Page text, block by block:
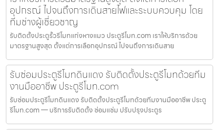
อุปกรณ์ ไปจนถึงการเดินสายไฟและระบบควบคุม โดย
ทีมช่างผู้เชี่ยวชาญ
รับติดตั้งประตูรั้วรีโมทแก่งหางแมว ประตูรีโมท.com เราให้บริการด้วย
มาตรฐานสูงสุด ตั้งแต่การเลือกอุปกรณ์ ไปจนถึงการเดินสาย
รับซ่อมประตูรีโมทดินแดง รับติดตั้งประตูรีโมทด้วยทีม
งานมืออาชีพ ประตูรีโมท.com
รับซ่อมประตูรีโมทดินแดง รับติดตั้งประตูรีโมทด้วยทีมงานมืออาชีพ ประตู
รีโมท.com — บริการรับติดตั้ง ซ่อมแซ่ม ปรับปรุงประตูร